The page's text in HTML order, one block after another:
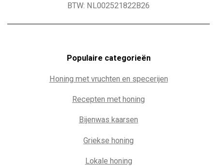
BTW: NL002521822B26
Populaire categorieën
Honing met vruchten en specerijen
Recepten met honing
Bijenwas kaarsen
Griekse honing
Lokale honing